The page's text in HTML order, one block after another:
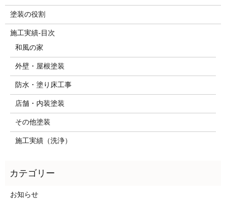
塗装の役割
施工実績-目次
和風の家
外壁・屋根塗装
防水・塗り床工事
店舗・内装塗装
その他塗装
施工実績（洗浄）
お知らせ